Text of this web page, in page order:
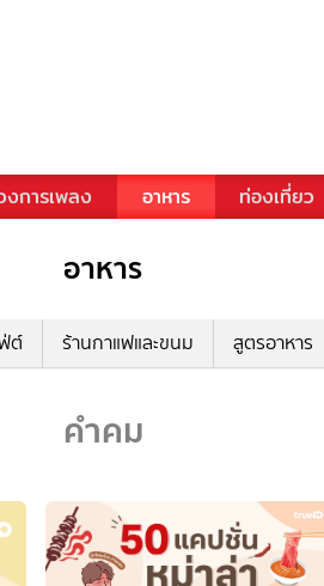
งการเพลง อาหาร ท่องเที่ยว
อาหาร
ต์ ร้านกาแฟและขนม สูตรอาหาร
คำคม